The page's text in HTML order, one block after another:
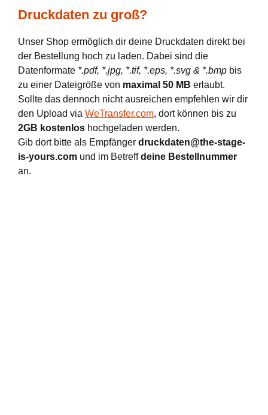
Druckdaten zu groß?
Unser Shop ermöglich dir deine Druckdaten direkt bei
der Bestellung hoch zu laden. Dabei sind die
Datenformate *.pdf, *.jpg, *.tif, *.eps, *.svg & *.bmp bis
zu einer Dateigröße von maximal 50 MB erlaubt.
Sollte das dennoch nicht ausreichen empfehlen wir dir
den Upload via WeTransfer.com, dort können bis zu
2GB kostenlos hochgeladen werden.
Gib dort bitte als Empfänger druckdaten@the-stage-
is-yours.com und im Betreffdeine Bestellnummer
an.